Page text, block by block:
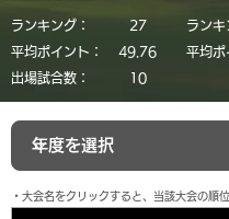
ランキング：
27
平均ポイント：
49.76
​出場試合数：
10
ランキ
平均ポ
・大会名をクリックすると、当該大会の順